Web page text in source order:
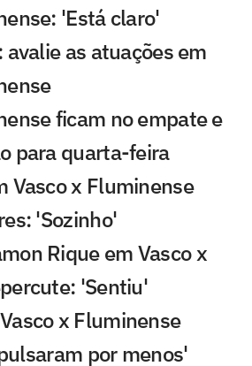
'Está claro'
avalie as atuações em
ficam no empate e
para quarta-feira
Vasco x Fluminense
'Sozinho'
Rique em Vasco x
'Sentiu'
x Fluminense
por menos'